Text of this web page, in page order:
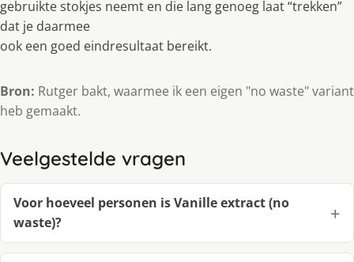
gebruikte stokjes neemt en die lang genoeg laat “trekken”
dat je daarmee
ook een goed eindresultaat bereikt.
Bron: Rutger bakt, waarmee ik een eigen "no waste" variant
heb gemaakt.
Veelgestelde vragen
Voor hoeveel personen is Vanille extract (no
waste)?